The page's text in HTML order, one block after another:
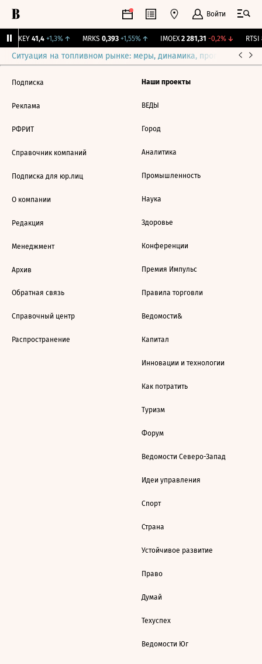
Войти
OKEY 41,4 +1,3%↑ MRKS 0,393 +1,55%↑ IMOEX 2 281,31 -0,2%↓ RTSI
Ситуация на топливном рынке: меры, динамика, прогнозы
Подписка
Реклама
РФРИТ
Справочник компаний
Подписка для юр.лиц
О компании
Редакция
Менеджмент
Архив
Обратная связь
Справочный центр
Распространение
Наши проекты
ВЕДЫ
Город
Аналитика
Промышленность
Наука
Здоровье
Конференции
Премия Импульс
Правила торговли
Ведомости&
Капитал
Инновации и технологии
Как потратить
Туризм
Форум
Ведомости Северо-Запад
Идеи управления
Спорт
Страна
Устойчивое развитие
Право
Думай
Техуспех
Ведомости Юг